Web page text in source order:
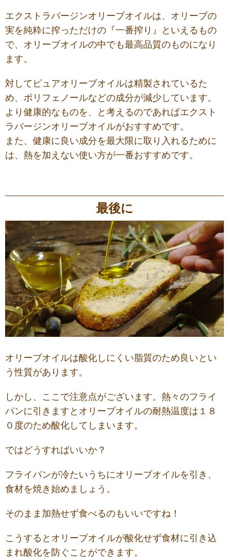
エクストラバージンオリーブオイルは、オリーブの
実を純粋に搾っただけの『一番搾り』といえるもの
で、オリーブオイルの中でも最高品質のものになり
ます。
対してピュアオリーブオイルは精製されているた
め、ポリフェノールなどの成分が減少しています。
より健康的なものを、と考えるのであればエクスト
ラバージンオリーブオイルがおすすめです。
また、健康に良い成分を最大限に取り入れるために
は、熱を加えない使い方が一番おすすめです。
最後に
オリーブオイルは酸化しにくい脂質のため良いとい
う性質があります。
しかし、ここで注意点がございます。熱々のフライ
パンに引きますとオリーブオイルの耐熱温度は１８
０度のため酸化してしまいます。
ではどうすればいいか？
フライパンが冷たいうちにオリーブオイルを引き、
食材を焼き始めましょう。
そのまま加熱せず食べるのもいいですね！
こうするとオリーブオイルが酸化せず食材に引き込
まれ酸化を防ぐことができます。